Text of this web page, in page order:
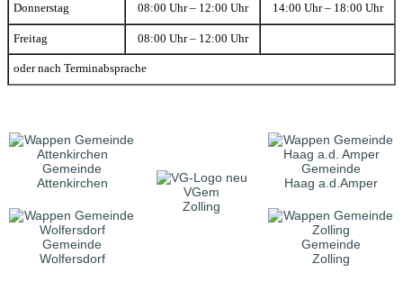
Donnerstag 08:00 Uhr – 12:00 Uhr 14:00 Uhr – 18:00 Uhr
Freitag 08:00 Uhr – 12:00 Uhr
oder nach Terminabsprache
Gemeinde
Attenkirchen
VGem
Zolling
Gemeinde
Haag a.d.Amper
Gemeinde
Wolfersdorf
Gemeinde
Zolling